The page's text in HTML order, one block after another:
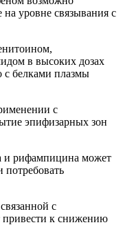
на уровне связывания с
в высоких дозах
с белками плазмы
с
эпифизарных зон
и рифампицина может
потребовать
с
привести к снижению